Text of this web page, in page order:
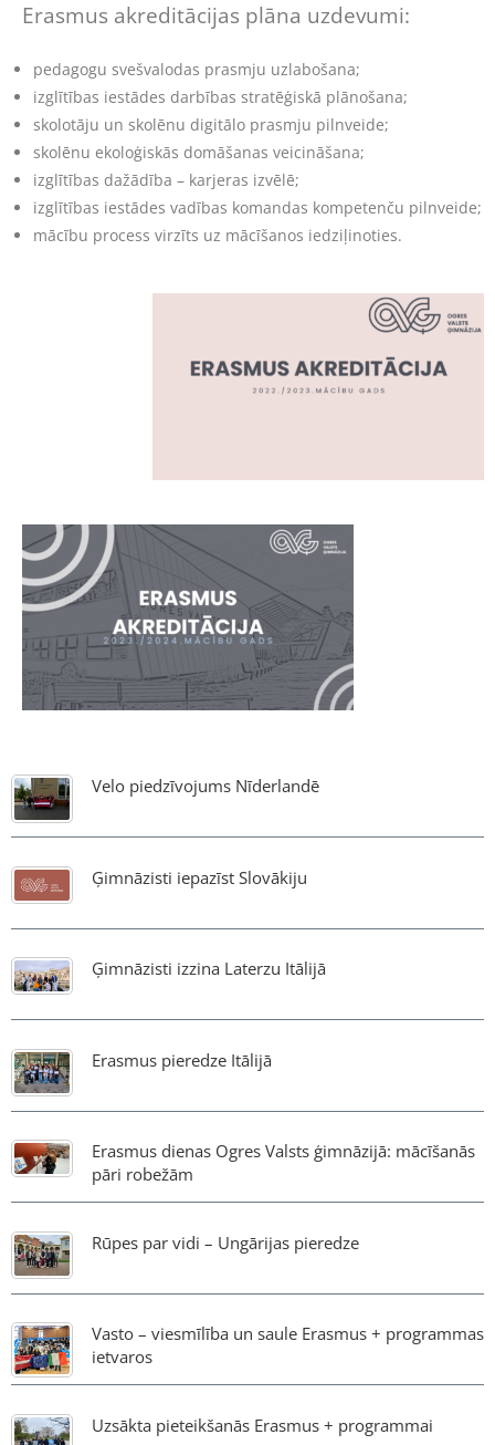
Erasmus akreditācijas plāna uzdevumi:
pedagogu svešvalodas prasmju uzlabošana;
izglītības iestādes darbības stratēģiskā plānošana;
skolotāju un skolēnu digitālo prasmju pilnveide;
skolēnu ekoloģiskās domāšanas veicināšana;
izglītības dažādība – karjeras izvēlē;
izglītības iestādes vadības komandas kompetenču pilnveide;
mācību process virzīts uz mācīšanos iedziļinoties.
Velo piedzīvojums Nīderlandē
Ģimnāzisti iepazīst Slovākiju
Ģimnāzisti izzina Laterzu Itālijā
Erasmus pieredze Itālijā
Erasmus dienas Ogres Valsts ģimnāzijā: mācīšanās
pāri robežām
Rūpes par vidi – Ungārijas pieredze
Vasto – viesmīlība un saule Erasmus + programmas
ietvaros
Uzsākta pieteikšanās Erasmus + programmai